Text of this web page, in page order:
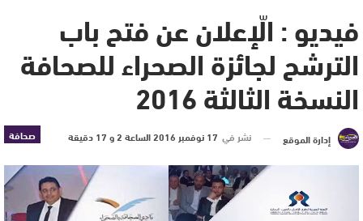
فيديو : الّإعلان عن فتح باب
الترشح لجائزة الصحراء للصحافة
النسخة الثالثة 2016
صحافة إدارة الموقع نشر في 17 نوفمبر 2016 الساعة 2 و 17 دقيقة